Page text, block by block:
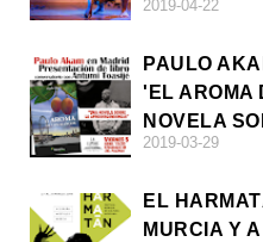
2019-04-22
PAULO
'EL AROMA
NOVELA
2019-03-29
EL
MURCIA Y